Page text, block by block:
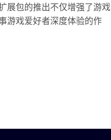
展包的推出不仅增强了游戏
游戏爱好者深度体验的作